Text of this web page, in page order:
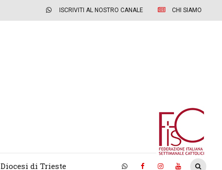
ISCRIVITI AL NOSTRO CANALE CHI SIAMO
Diocesi di Trieste